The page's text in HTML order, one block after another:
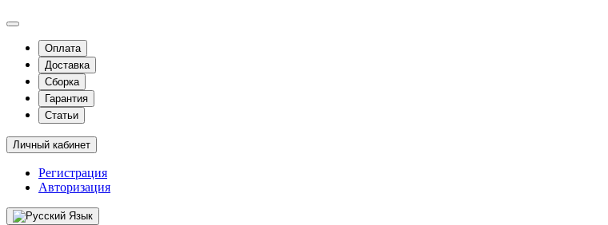
Оплата
Доставка
Сборка
Гарантия
Статьи
Личный кабинет
Регистрация
Авторизация
Язык